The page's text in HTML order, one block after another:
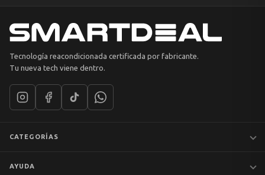
Tecnología reacondicionada certificada por fabricante.
Tu nueva tech viene dentro.
CATEGORÍAS
AYUDA